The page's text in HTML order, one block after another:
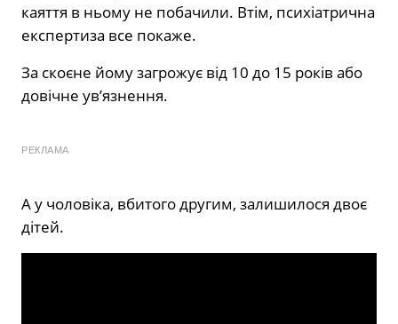
каяття в ньому не побачили. Втім, психіатрична
експертиза все покаже.
За скоєне йому загрожує від 10 до 15 років або
довічне ув’язнення.
РЕКЛАМА
А у чоловіка, вбитого другим, залишилося двоє
дітей.